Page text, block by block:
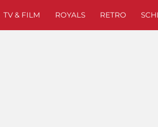
TV & FILM ROYALS RETRO